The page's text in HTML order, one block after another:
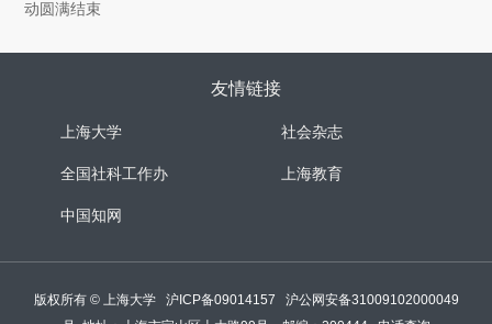
动圆满结束
友情链接
上海大学 社会杂志
全国社科工作办 上海教育
中国知网
版权所有 ©上海大学 沪ICP备09014157
沪公网安备31009102000049